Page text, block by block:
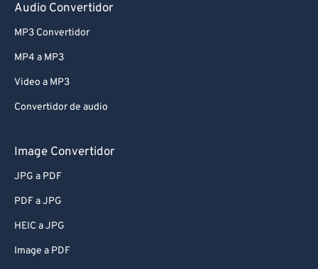
Audio Convertidor
MP3 Convertidor
MP4 a MP3
Video a MP3
Convertidor de audio
Image Convertidor
JPG a PDF
PDF a JPG
HEIC a JPG
Image a PDF